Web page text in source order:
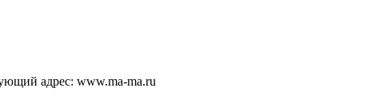
адрес: www.ma-ma.ru